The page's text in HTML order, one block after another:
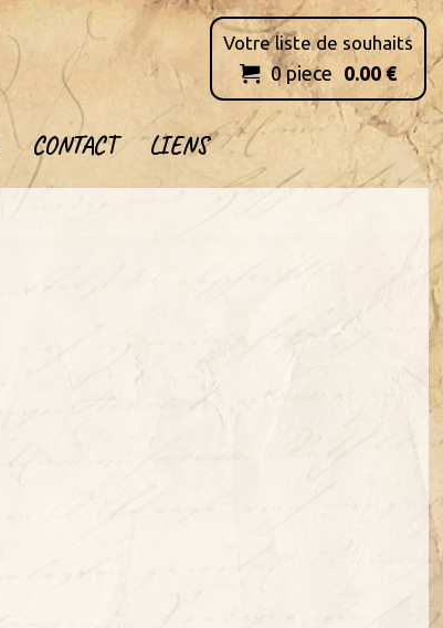
CONTACT LIENS
Votre liste de souhaits
 0piece 0.00€